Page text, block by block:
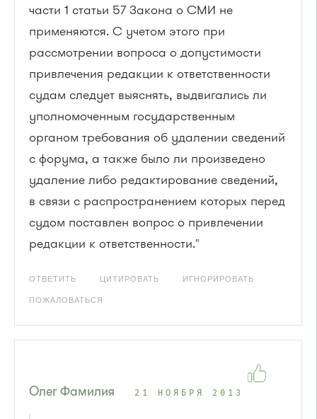
части 1 статьи 57 Закона о СМИ не
применяются. С учетом этого при
рассмотрении вопроса о допустимости
привлечения редакции к ответственности
судам следует выяснять, выдвигались ли
уполномоченным государственным
органом требования об удалении сведений
с форума, а также было ли произведено
удаление либо редактирование сведений,
в связи с распространением которых перед
судом поставлен вопрос о привлечении
редакции к ответственности."
ОТВЕТИТЬ ЦИТИРОВАТЬ ИГНОРИРОВАТЬ
ПОЖАЛОВАТЬСЯ
Олег Фамилия 21 НОЯБРЯ 2013